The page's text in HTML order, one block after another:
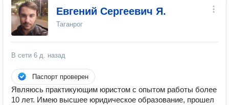
Евгений Сергеевич Я.
Таганрог
В сети 6 д. назад
Паспорт проверен
Являюсь практикующим юристом с опытом работы более
10 лет. Имею высшее юридическое образование, прошел